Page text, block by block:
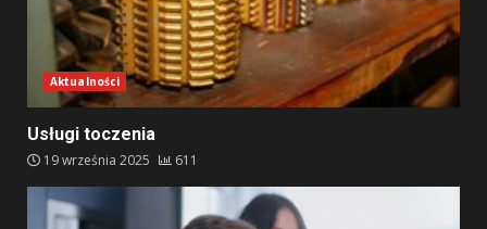
Aktualności
Usługi toczenia
19 września 2025 611